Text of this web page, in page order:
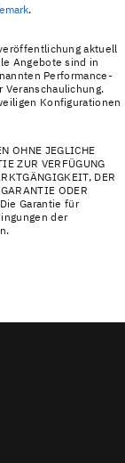
.
aktuell
Angebote sind in
Performance-
Konfigurationen
OHNE JEGLICHE
ZUR VERFÜGUNG
DER
ODER
Die Garantie für
der